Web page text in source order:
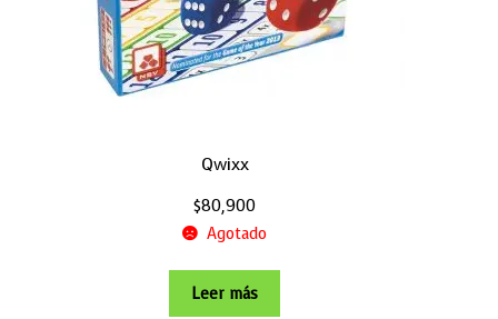
Qwixx
$80,900
Agotado
Leer más